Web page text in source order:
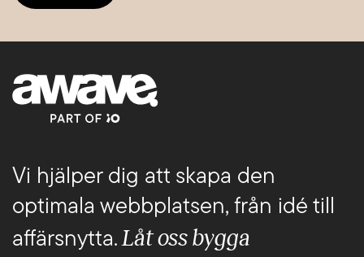
Vi hjälper dig att skapa den
optimala webbplatsen, från idé till
affärsnytta. Låt oss bygga